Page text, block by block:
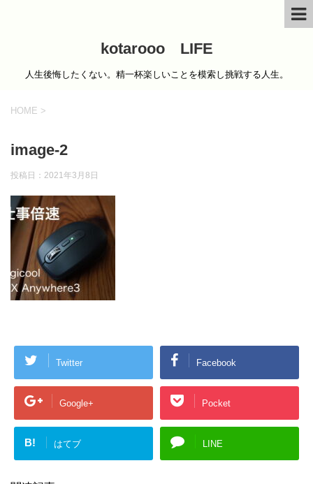
kotarooo LIFE
人生後悔したくない。精一杯楽しいことを模索し挑戦する人生。
HOME >
image-2
投稿日： 2021年3月8日
Twitter Facebook
Google+ Pocket
B! はてブ LINE